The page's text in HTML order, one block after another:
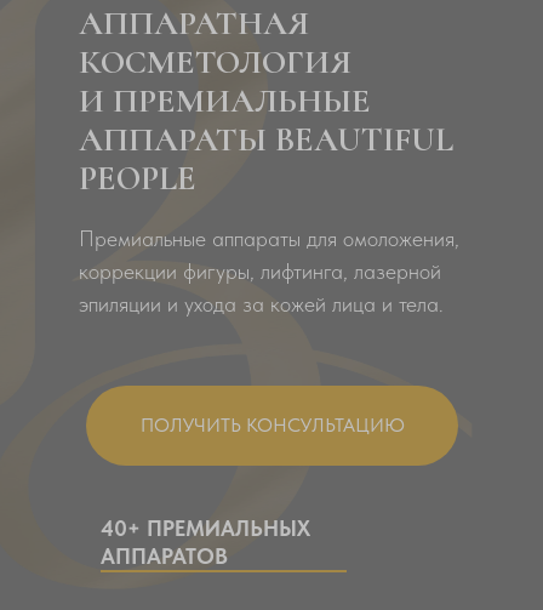
АППАРАТНАЯ
КОСМЕТОЛОГИЯ
И ПРЕМИАЛЬНЫЕ
АППАРАТЫ BEAUTIFUL
PEOPLE
40+ ПРЕМИАЛЬНЫХ
АППАРАТОВ
Премиальные аппараты для омоложения,
коррекции фигуры, лифтинга, лазерной
эпиляции и ухода за кожей лица и тела.
ПОЛУЧИТЬ КОНСУЛЬТАЦИЮ